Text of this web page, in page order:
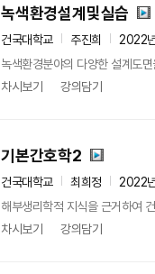
녹색환경설계및실습
건국대학교 주진희
2022
녹색환경분야의 다양한 설계도
차시보기
강의담기
기본간호학2
건국대학교 최희정
2022
해부생리학적 지식을 근거하여
차시보기
강의담기